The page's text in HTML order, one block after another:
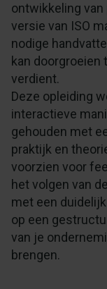
ontwikkeling
versie van ISO
nodige
kan
verdient.
Deze opleiding
interactieve
gehouden met
praktijk en
voorzien voor
het volgen van
met een
op een
van je
brengen.